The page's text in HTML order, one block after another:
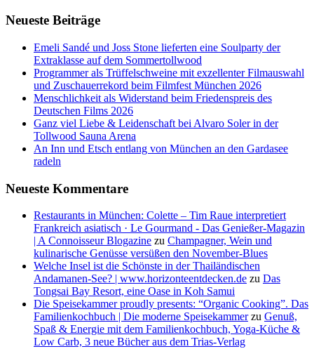
Neueste Beiträge
Emeli Sandé und Joss Stone lieferten eine Soulparty der
Extraklasse auf dem Sommertollwood
Programmer als Trüffelschweine mit exzellenter Filmauswahl
und Zuschauerrekord beim Filmfest München 2026
Menschlichkeit als Widerstand beim Friedenspreis des
Deutschen Films 2026
Ganz viel Liebe & Leidenschaft bei Alvaro Soler in der
Tollwood Sauna Arena
An Inn und Etsch entlang von München an den Gardasee
radeln
Neueste Kommentare
Restaurants in München: Colette – Tim Raue interpretiert
Frankreich asiatisch · Le Gourmand - Das Genießer-Magazin
| A Connoisseur Blogazine zu Champagner, Wein und
kulinarische Genüsse versüßen den November-Blues
Welche Insel ist die Schönste in der Thailändischen
Andamanen-See? | www.horizonteentdecken.de zu Das
Tongsai Bay Resort, eine Oase in Koh Samui
Die Speisekammer proudly presents: “Organic Cooking”. Das
Familienkochbuch | Die moderne Speisekammerzu Genuß,
Spaß & Energie mit dem Familienkochbuch, Yoga-Küche &
Low Carb, 3 neue Bücher aus dem Trias-Verlag